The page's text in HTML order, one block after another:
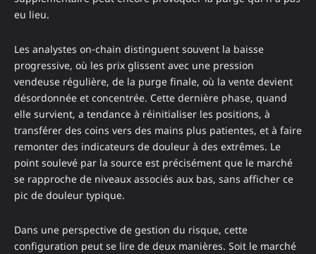
eu lieu.
Les analystes on-chain distinguent souvent la baisse
progressive, où les prix glissent avec une pression
vendeuse régulière, de la purge finale, où la vente devient
désordonnée et concentrée. Cette dernière phase, quand
elle survient, a tendance à réinitialiser les positions, à
transférer des coins vers des mains plus patientes, et à faire
remonter des indicateurs de douleur à des extrêmes. Le
point soulevé par la source est précisément que le marché
se rapproche de niveaux associés aux bas, sans afficher ce
pic de douleur typique.
Dans une perspective de gestion du risque, cette
configuration peut se lire de deux manières. Soit le marché